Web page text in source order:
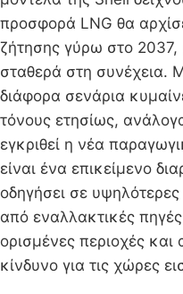
προσφορά LNG θα
ζήτησης γύρω στο 2037,
σταθερά στη συνέχεια.
διάφορα σενάρια
τόνους ετησίως,
εγκριθεί η νέα
είναι ένα επικείμενο
οδηγήσει σε
από εναλλακτικές
ορισμένες περιοχές
κίνδυνο για τις χώρες